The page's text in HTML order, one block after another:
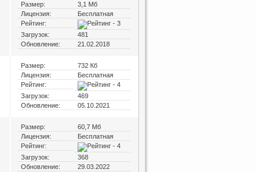
Размер:
3,1 Мб
Лицензия:
Бесплатная
Рейтинг:
Загрузок:
481
Обновление:
21.02.2018
Размер:
732 Кб
Лицензия:
Бесплатная
Рейтинг:
Загрузок:
469
Обновление:
05.10.2021
Размер:
60,7 Мб
Лицензия:
Бесплатная
Рейтинг:
Загрузок:
368
Обновление:
29.03.2022